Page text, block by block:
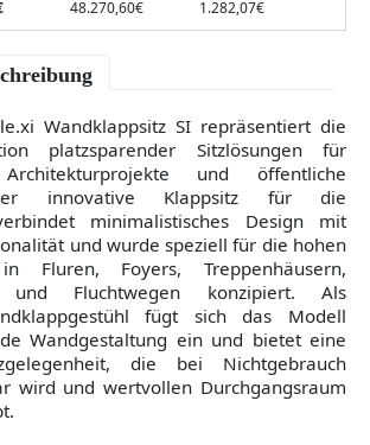
48.270,60€ 1.282,07€
Wandklappsitz SI repräsentiert die
platzsparender Sitzlösungen für
Architekturprojekte und öffentliche
innovative Klappsitz für die
minimalistisches Design mit
und wurde speziell für die hohen
Fluren, Foyers, Treppenhäusern,
und Fluchtwegen konzipiert. Als
fügt sich das Modell
Wandgestaltung ein und bietet eine
die bei Nichtgebrauch
wird und wertvollen Durchgangsraum